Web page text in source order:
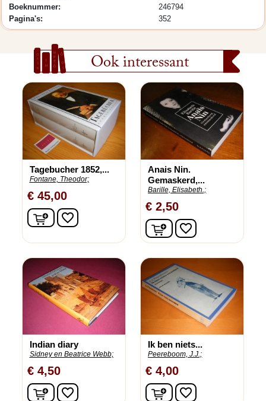
Boeknummer:
246794
Pagina's:
352
Ook interessant
Tagebucher 1852,...
Fontane, Theodor;
€ 45,00
In winkelwagen
favorite_border
Anais Nin.
Gemaskerd,...
Barille, Elisabeth.;
€ 2,50
In winkelwagen
favorite_border
Indian diary
Sidney en Beatrice Webb;
€ 4,50
In winkelwagen
favorite_border
Ik ben niets...
Peereboom, J.J.;
€ 4,00
In winkelwagen
favorite_border